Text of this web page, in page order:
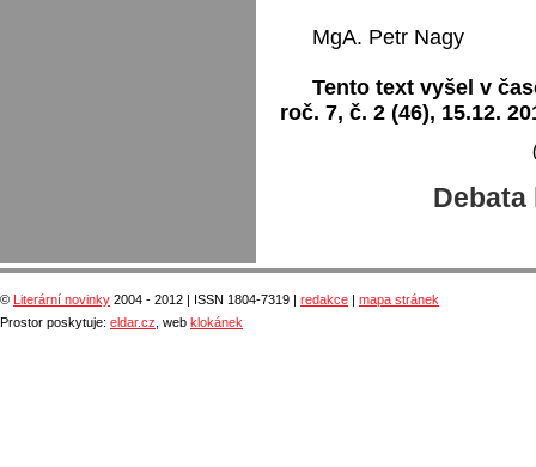
MgA. Petr Nagy
Tento text vyšel v
roč. 7, č. 2 (46), 15.12.
Debata
© Literární novinky 2004 - 2012 | ISSN 1804-7319 | redakce
mapa stránek
Prostor poskytuje: eldar.cz , web klokánek